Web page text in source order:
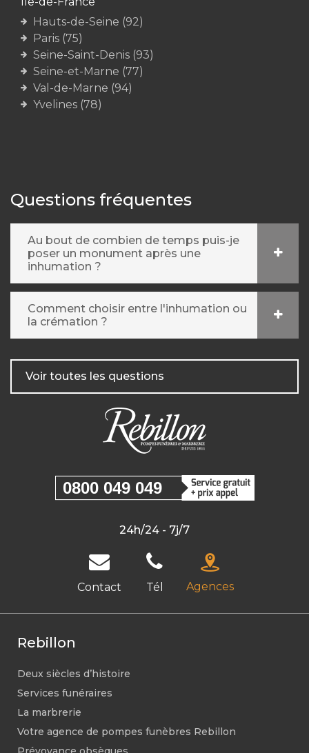
Hauts-de-Seine (92)
Paris (75)
Seine-Saint-Denis (93)
Seine-et-Marne (77)
Val-de-Marne (94)
Yvelines (78)
Questions fréquentes
Au bout de combien de temps puis-je
poser un monument après une
inhumation ?
Comment choisir entre l'inhumation ou
la crémation ?
Voir toutes les questions
0800 049 049
24h/24 - 7j/7
Contact Tél Agences
Rebillon
Deux siècles d’histoire
Services funéraires
La marbrerie
Votre agence de pompes funèbres Rebillon